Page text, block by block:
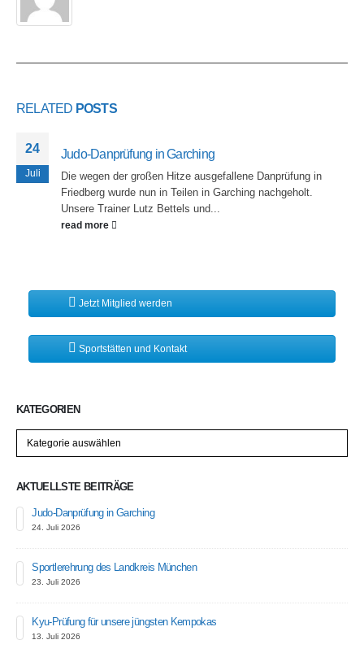
RELATED POSTS
24
Juli
Judo-Danprüfung in Garching
Die wegen der großen Hitze ausgefallene Danprüfung in
Friedberg wurde nun in Teilen in Garching nachgeholt.
Unsere Trainer Lutz Bettels und...
read more
Jetzt Mitglied werden
Sportstätten und Kontakt
KATEGORIEN
Kategorien
AKTUELLSTE BEITRÄGE
Judo-Danprüfung in Garching
24. Juli 2026
Sportlerehrung des Landkreis München
23. Juli 2026
Kyu-Prüfung für unsere jüngsten Kempokas
13. Juli 2026